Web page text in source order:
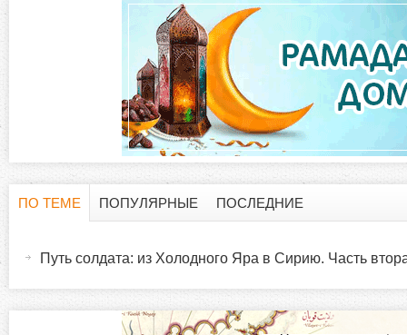
р
ПО ТЕМЕ
т
ПОПУЛЯРНЫЕ ПОСЛЕДНИЕ
Путь солдата: из Холодного Яра в Сирию. Часть